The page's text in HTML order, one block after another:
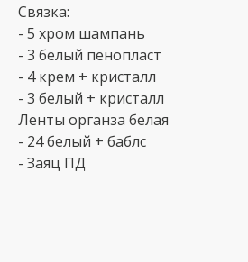
Связка:
- 5 хром шампань
- 3 белый пенопласт
- 4 крем + кристалл
- 3 белый + кристалл
Ленты органза белая
- 24 белый + баблс
- Заяц ПД